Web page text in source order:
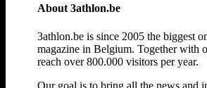
About 3athlon.be
3athlon.be is since 2005 the biggest
magazine in Belgium. Together with
reach over 800.000 visitors per year.
Our goal is to bring all the news and